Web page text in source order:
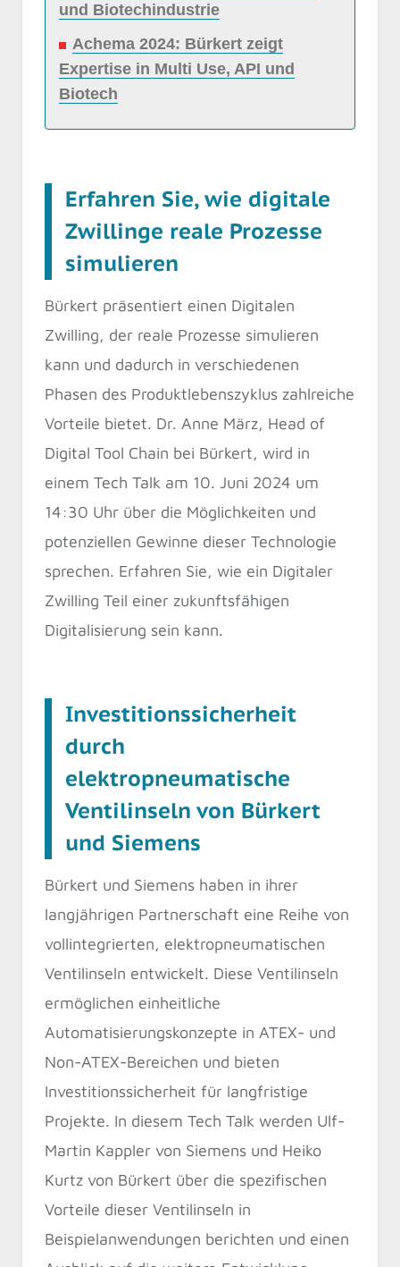
und Biotechindustrie
Achema 2024: Bürkert zeigt
Expertise in Multi Use, API und
Biotech
Erfahren Sie, wie digitale
Zwillinge reale Prozesse
simulieren
Bürkert präsentiert einen Digitalen
Zwilling, der reale Prozesse simulieren
kann und dadurch in verschiedenen
Phasen des Produktlebenszyklus zahlreiche
Vorteile bietet. Dr. Anne März, Head of
Digital Tool Chain bei Bürkert, wird in
einem Tech Talk am 10. Juni 2024 um
14:30 Uhr über die Möglichkeiten und
potenziellen Gewinne dieser Technologie
sprechen. Erfahren Sie, wie ein Digitaler
Zwilling Teil einer zukunftsfähigen
Digitalisierung sein kann.
Investitionssicherheit
durch
elektropneumatische
Ventilinseln von Bürkert
und Siemens
Bürkert und Siemens haben in ihrer
langjährigen Partnerschaft eine Reihe von
vollintegrierten, elektropneumatischen
Ventilinseln entwickelt. Diese Ventilinseln
ermöglichen einheitliche
Automatisierungskonzepte in ATEX- und
Non-ATEX-Bereichen und bieten
Investitionssicherheit für langfristige
Projekte. In diesem Tech Talk werden Ulf-
Martin Kappler von Siemens und Heiko
Kurtz von Bürkert über die spezifischen
Vorteile dieser Ventilinseln in
Beispielanwendungen berichten und einen